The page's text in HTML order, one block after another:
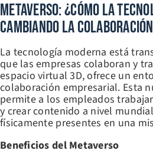
Metaverso: ¿Cómo La
Cambiando La
La tecnología moderna está
que las empresas colaboran y
espacio virtual 3D, ofrece un
colaboración empresarial. Esta
permite a los empleados
y crear contenido a nivel
físicamente presentes en una
Beneficios del Metaverso